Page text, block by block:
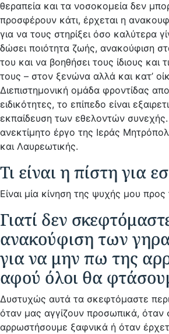
θεραπεία και τα νοσοκομεία δεν
προσφέρουν κάτι, έρχεται η
για να τους στηρίξει όσο καλύτερα
δώσει ποιότητα ζωής, ανακούφιση
του και να βοηθήσει τους ίδιους και
τους – στον ξενώνα αλλά και κατ’
Διεπιστημονική ομάδα φροντίδας
ειδικότητες, το επίπεδο είναι
εκπαίδευση των εθελοντών συνεχής.
ανεκτίμητο έργο της Ιεράς
και Λαυρεωτικής.
Τι είναι η πίστη για
Είναι μία κίνηση της ψυχής μου
Γιατί δεν
ανακούφιση των
για να μην πω της
αφού όλοι θα
Δυστυχώς αυτά τα σκεφτόμαστε
όταν μας αγγίζουν προσωπικά, όταν
αρρωστήσουμε ξαφνικά ή όταν